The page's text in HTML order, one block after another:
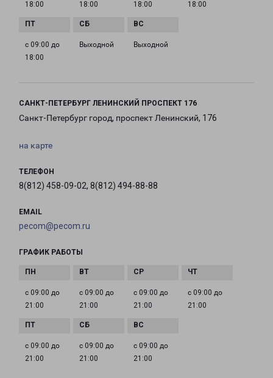
18:00 18:00 18:00 18:00
с 09:00 до
18:00
Выходной Выходной
САНКТ-ПЕТЕРБУРГ ЛЕНИНСКИЙ ПРОСПЕКТ 176
Санкт-Петербург город, проспект Ленинский, 176
на карте
ТЕЛЕФОН
8(812) 458-09-02, 8(812) 494-88-88
EMAIL
pecom@pecom.ru
ГРАФИК РАБОТЫ
с 09:00 до
21:00
с 09:00 до
21:00
с 09:00 до
21:00
с 09:00 до
21:00
с 09:00 до
21:00
с 09:00 до
21:00
с 09:00 до
21:00